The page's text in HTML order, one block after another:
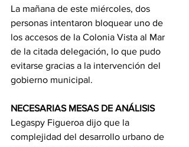
La mañana de este miércoles, dos
personas intentaron bloquear uno de
los accesos de la Colonia Vista al Mar
de la citada delegación, lo que pudo
evitarse gracias a la intervención del
gobierno municipal.
NECESARIAS MESAS DE ANÁLISIS
Legaspy Figueroa dijo que la
complejidad del desarrollo urbano de